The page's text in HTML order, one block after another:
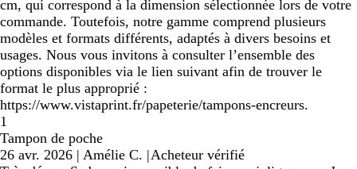
cm, qui correspond à la dimension sélectionnée lors de votre
commande. Toutefois, notre gamme comprend plusieurs
modèles et formats différents, adaptés à divers besoins et
usages. Nous vous invitons à consulter l’ensemble des
options disponibles via le lien suivant afin de trouver le
format le plus approprié :
https://www.vistaprint.fr/papeterie/tampons-encreurs.
1
Tampon de poche
26 avr. 2026 | Amélie C. |Acheteur vérifié